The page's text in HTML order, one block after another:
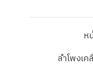
ห
ลำโพงเ